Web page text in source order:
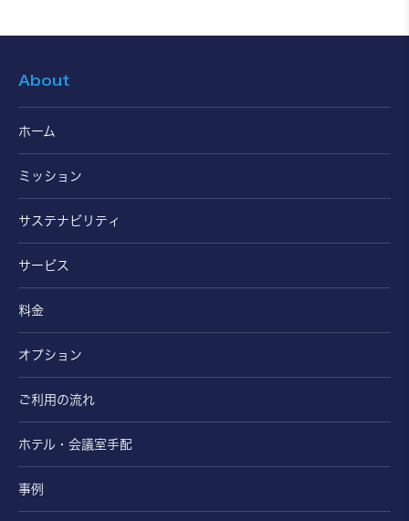
About
ホーム
ミッション
サステナビリティ
サービス
料金
オプション
ご利用の流れ
ホテル・会議室手配
事例